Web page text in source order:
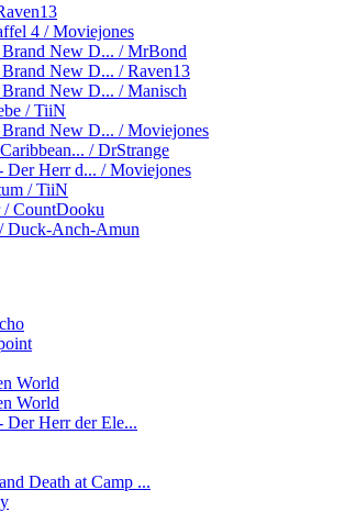
4 / Moviejones
New D... / MrBond
New D... / Raven13
New D... / Manisch
/ TiiN
New D... / Moviejones
/ DrStrange
Der Herr d... / Moviejones
/ TiiN
/ CountDooku
Duck-Anch-Amun
World
World
Der Herr der Ele...
Death at Camp ...